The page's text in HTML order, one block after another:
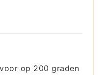
op 200 graden